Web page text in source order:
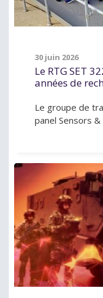
30 juin 2026
Le RTG SET
années de
Le groupe de
panel Sensors &